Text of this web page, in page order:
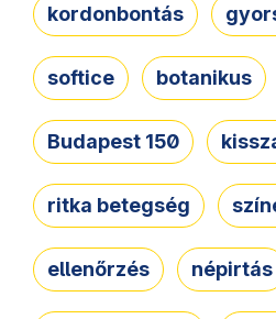
kordonbontás
softice botanikus
Budapest 150
ritka betegség
ellenőrzés népirtás